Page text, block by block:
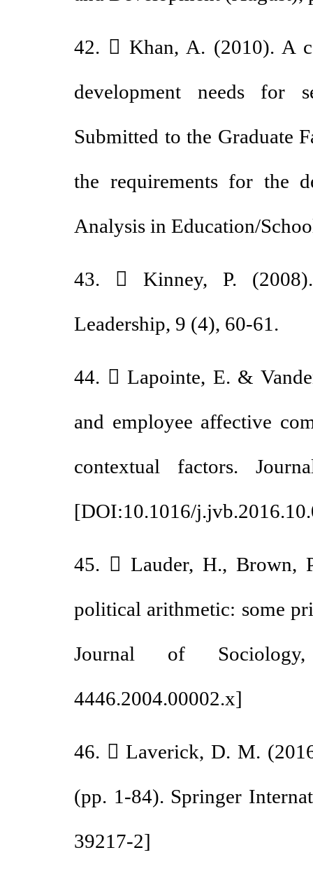
42.  Khan, A. (2010). A
development needs
Submitted to the
the requirements for
Analysis in Education/
43.  Kinney, P.
Leadership, 9 (4), 60-61.
44.  Lapointe, E. &
and employee affective
contextual factors.
[DOI:10.1016/
45.  Lauder, H.,
political arithmetic: some
Journal of
4446.2004.00002.x
46.  Laverick, D. M.
(pp. 1-84). Springer
39217-2